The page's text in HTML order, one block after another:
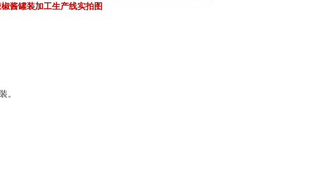
酱罐装加工生产线实拍图
。